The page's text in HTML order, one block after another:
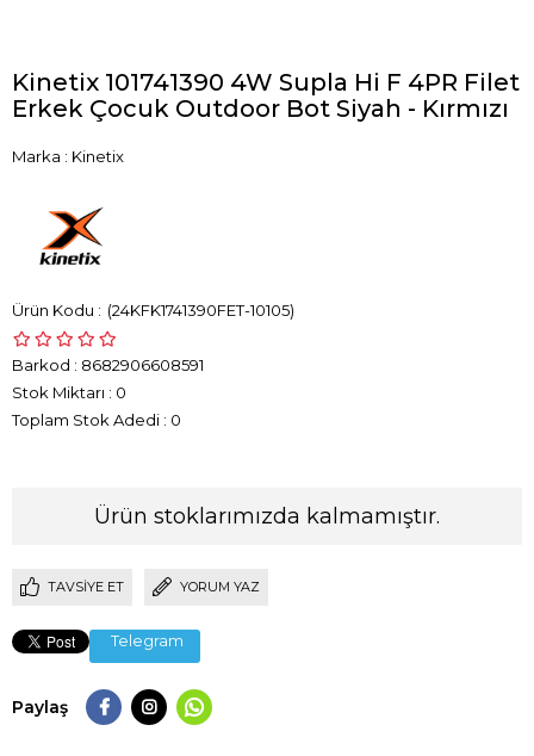
Kinetix 101741390 4W Supla Hi F 4PR Filet
Erkek Çocuk Outdoor Bot Siyah - Kırmızı
Marka : Kinetix
(24KFK1741390FET-10105)
Barkod : 8682906608591
Stok Miktarı : 0
Toplam Stok Adedi : 0
Ürün stoklarımızda kalmamıştır.
TAVSIYE ET YORUM YAZ
Telegram
Paylaş